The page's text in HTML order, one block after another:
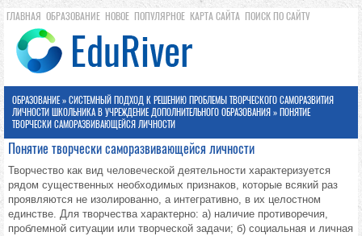
ГЛАВНАЯ ОБРАЗОВАНИЕ НОВОЕ ПОПУЛЯРНОЕ КАРТА САЙТА ПОИСК ПО САЙТУ
ОБРАЗОВАНИЕ» СИСТЕМНЫЙ ПОДХОД К РЕШЕНИЮ ПРОБЛЕМЫ ТВОРЧЕСКОГО САМОРАЗВИТИЯ
ЛИЧНОСТИ ШКОЛЬНИКА В УЧРЕЖДЕНИЕ ДОПОЛНИТЕЛЬНОГО ОБРАЗОВАНИЯ » ПОНЯТИЕ
ТВОРЧЕСКИ САМОРАЗВИВАЮЩЕЙСЯ ЛИЧНОСТИ
Понятие творчески саморазвивающейся личности
Творчество как вид человеческой деятельности характеризуется
рядом существенных необходимых признаков, которые всякий раз
проявляются не изолированно, а интегративно, в их целостном
единстве. Для творчества характерно: а) наличие противоречия,
проблемной ситуации или творческой задачи; б) социальная и личная